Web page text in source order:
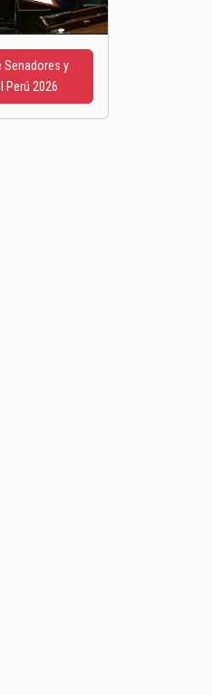
Senadores y
Perú 2026